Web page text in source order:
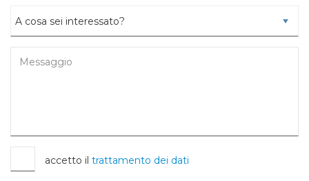
accetto il trattamento dei dati